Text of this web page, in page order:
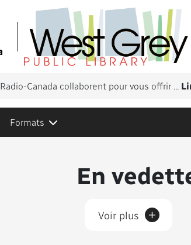
Canada collaborent pour vous offrir ...
Formats
En
Voir plus +